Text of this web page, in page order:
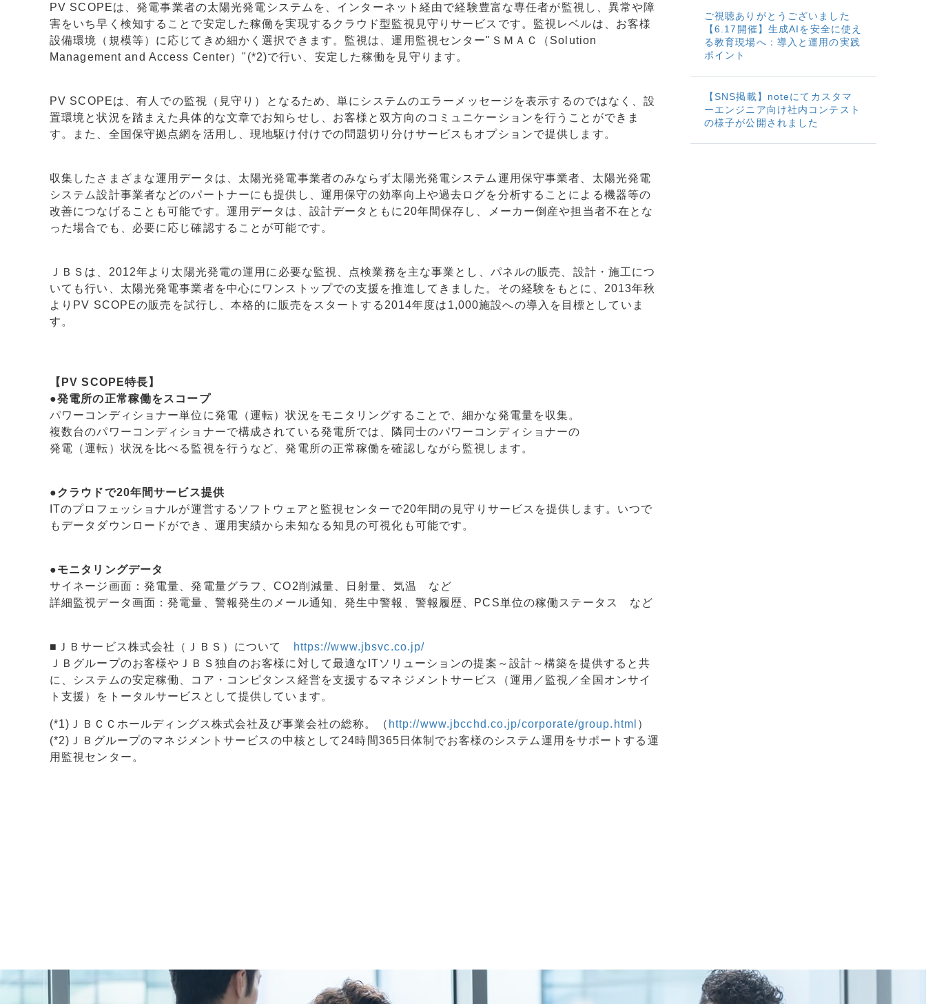
PV SCOPEは、発電事業者の太陽光発電システムを、インターネット経由で経験豊富な専任者が監視し、異常や障
害をいち早く検知することで安定した稼働を実現するクラウド型監視見守りサービスです。監視レベルは、お客様
設備環境（規模等）に応じてきめ細かく選択できます。監視は、運用監視センター"ＳＭＡＣ（Solution
Management and Access Center）"(*2)で行い、安定した稼働を見守ります。
PV SCOPEは、有人での監視（見守り）となるため、単にシステムのエラーメッセージを表示するのではなく、設
置環境と状況を踏まえた具体的な文章でお知らせし、お客様と双方向のコミュニケーションを行うことができま
す。また、全国保守拠点網を活用し、現地駆け付けでの問題切り分けサービスもオプションで提供します。
収集したさまざまな運用データは、太陽光発電事業者のみならず太陽光発電システム運用保守事業者、太陽光発電
システム設計事業者などのパートナーにも提供し、運用保守の効率向上や過去ログを分析することによる機器等の
改善につなげることも可能です。運用データは、設計データともに20年間保存し、メーカー倒産や担当者不在とな
った場合でも、必要に応じ確認することが可能です。
ＪＢＳは、2012年より太陽光発電の運用に必要な監視、点検業務を主な事業とし、パネルの販売、設計・施工につ
いても行い、太陽光発電事業者を中心にワンストップでの支援を推進してきました。その経験をもとに、2013年秋
よりPV SCOPEの販売を試行し、本格的に販売をスタートする2014年度は1,000施設への導入を目標としていま
す。
【PV SCOPE特長】
●発電所の正常稼働をスコープ
パワーコンディショナー単位に発電（運転）状況をモニタリングすることで、細かな発電量を収集。
複数台のパワーコンディショナーで構成されている発電所では、隣同士のパワーコンディショナーの
発電（運転）状況を比べる監視を行うなど、発電所の正常稼働を確認しながら監視します。
●クラウドで20年間サービス提供
ITのプロフェッショナルが運営するソフトウェアと監視センターで20年間の見守りサービスを提供します。いつで
もデータダウンロードができ、運用実績から未知なる知見の可視化も可能です。
●モニタリングデータ
サイネージ画面：発電量、発電量グラフ、CO2削減量、日射量、気温 など
詳細監視データ画面：発電量、警報発生のメール通知、発生中警報、警報履歴、PCS単位の稼働ステータス など
■ＪＢサービス株式会社（ＪＢＳ）について
https://www.jbsvc.co.jp/
ＪＢグループのお客様やＪＢＳ独自のお客様に対して最適なITソリューションの提案～設計～構築を提供すると共
に、システムの安定稼働、コア・コンピタンス経営を支援するマネジメントサービス（運用／監視／全国オンサイ
ト支援）をトータルサービスとして提供しています。
(*1)ＪＢＣＣホールディングス株式会社及び事業会社の総称。（ http://www.jbcchd.co.jp/corporate/group.html ）
(*2)ＪＢグループのマネジメントサービスの中核として24時間365日体制でお客様のシステム運用をサポートする運
用監視センター。
ご視聴ありがとうございました
【6.17開催】生成AIを安全に使え
る教育現場へ：導入と運用の実践
ポイント
【SNS掲載】noteにてカスタマ
ーエンジニア向け社内コンテスト
の様子が公開されました